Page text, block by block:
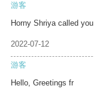
游客
Horny Shriya called you
2022-07-12
游客
Hello, Greetings fr